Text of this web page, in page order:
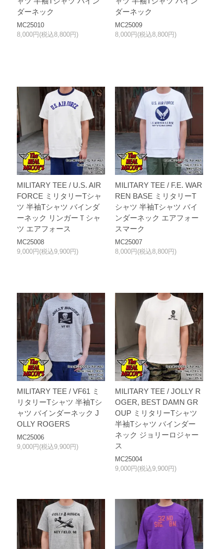
ダーネック
MC25010
8,000円(税込8,800円)
ダーネック
MC25009
8,000円(税込8,800円)
MILITARY TEE / U.S. AIR
FORCE ミリタリーTシャ
ツ 半袖Tシャツ バインダ
ーネック リンガーＴシャ
ツ エアフォース
MC25008
9,000円(税込9,900円)
MILITARY TEE / F.E. WAR
REN BASE ミリタリーT
シャツ 半袖Tシャツ バイ
ンダーネック エアフォー
スマーク
MC25007
8,000円(税込8,800円)
MILITARY TEE / VF61 ミ
リタリーTシャツ 半袖Tシ
ャツ バインダーネック J
OLLY ROGERS
MC25006
9,000円(税込9,900円)
MILITARY TEE / JOLLY R
OGER, BEST DAMN GR
OUP ミリタリーTシャツ
半袖Tシャツ バインダー
ネック ジョリーロジャー
ス
MC25004
9,000円(税込9,900円)